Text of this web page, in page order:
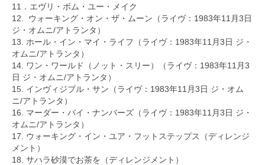
11．エヴリ・ボム・ユー・メイク
12. ウォーキング・オン・ザ・ムーン（ライヴ：1983年11月3日
ジ・オムニ/アトランタ）
13. ホール・イン・マイ・ライフ（ライヴ：1983年11月3日 ジ・
オムニ/アトランタ）
14. ワン・ワールド（ノット・スリー）（ライヴ：1983年11月3
日 ジ・オムニ/アトランタ）
15. インヴィジブル・サン（ライヴ：1983年11月3日 ジ・オム
ニ/アトランタ）
16. マーダー・バイ・ナンバーズ（ライヴ：1983年11月3日 ジ・
オムニ/アトランタ）
17. ウォーキング・イン・ユア・フットステップス（ディレンジ
メント）
18. サハラ砂漠でお茶を（ディレンジメント）